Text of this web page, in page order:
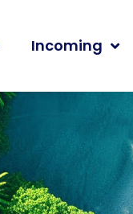
Incoming